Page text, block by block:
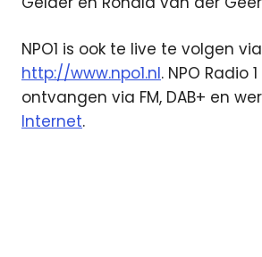
NPO1 is ook te live te volgen
http://www.npo1.nl. NPO Radio
ontvangen via FM, DAB+ en
Internet.